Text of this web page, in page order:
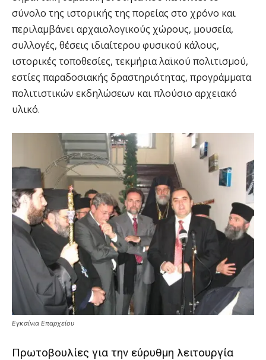
σύνολο της ιστορικής της πορείας στο χρόνο και
περιλαμβάνει αρχαιολογικούς χώρους, μουσεία,
συλλογές, θέσεις ιδιαίτερου φυσικού κάλους,
ιστορικές τοποθεσίες, τεκμήρια λαϊκού πολιτισμού,
εστίες παραδοσιακής δραστηριότητας, προγράμματα
πολιτιστικών εκδηλώσεων και πλούσιο αρχειακό
υλικό.
Εγκαίνια Επαρχείου
Πρωτοβουλίες για την εύρυθμη λειτουργία